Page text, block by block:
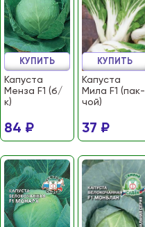
Капуста
Менза F1 (б/
к)
84 ₽
КУПИТЬ
Капуста
Мила F1 (пак-
чой)
37 ₽
КУПИТЬ